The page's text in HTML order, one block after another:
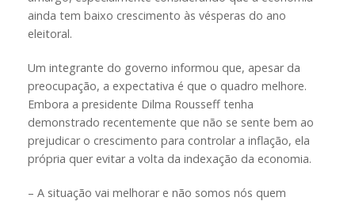
ainda tem baixo crescimento às vésperas do ano
eleitoral.
Um integrante do governo informou que, apesar da
preocupação, a expectativa é que o quadro melhore.
Embora a presidente Dilma Rousseff tenha
demonstrado recentemente que não se sente bem ao
prejudicar o crescimento para controlar a inflação, ela
própria quer evitar a volta da indexação da economia.
– A situação vai melhorar e não somos nós quem